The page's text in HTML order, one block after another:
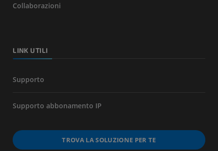
Collaborazioni
LINK UTILI
Supporto
Supporto abbonamento IP
TROVA LA SOLUZIONE PER TE